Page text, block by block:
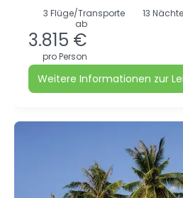
3 Flüge/Transporte 13 Nächte
ab
3.815 €
pro Person
Weitere Informationen zur